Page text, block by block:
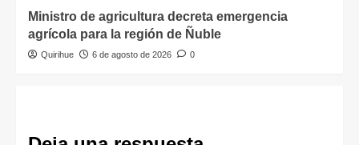
Ministro de agricultura decreta emergencia
agrícola para la región de Ñuble
Quirihue 6 de agosto de 2026 0